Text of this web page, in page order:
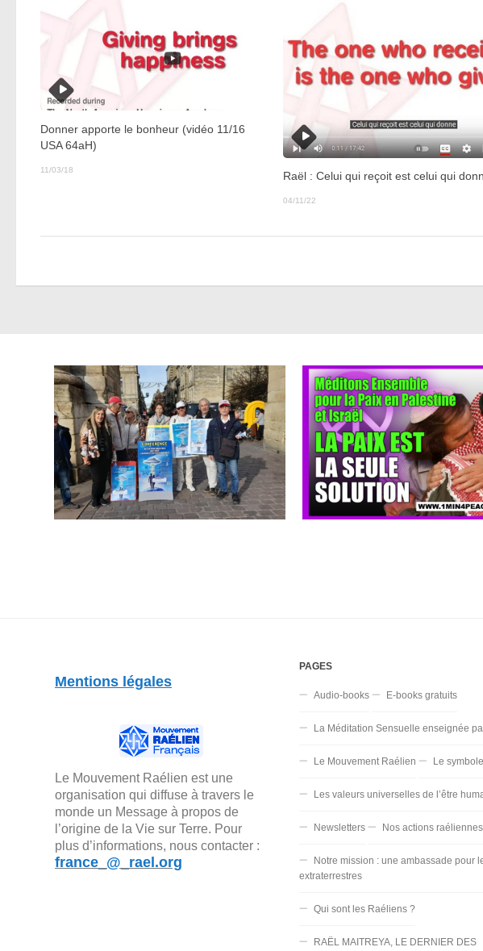
Donner apporte le bonheur (vidéo 11/16
USA 64aH)
11/03/18
Raël : Celui qui reçoit est celui qui
04/11/22
Mentions légales
Le Mouvement Raélien est une
organisation qui diffuse à travers le
monde un Message à propos de
l’origine de la Vie sur Terre. Pour
plus d’informations, nous contacter :
france_@_rael.org
PAGES
Audio-books E-books gratuits
La Méditation Sensuelle enseignée
Le Mouvement Raélien Le
Les valeurs universelles de l’être
Newsletters Nos actions raéliennes
Notre mission : une ambassade pour
extraterrestres
Qui sont les Raéliens ?
RAËL MAITREYA, LE DERNIER DES